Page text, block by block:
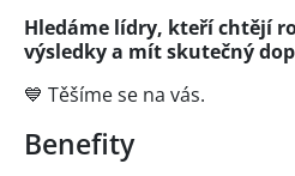
Hledáme lídry, kteří chtějí
výsledky a mít skutečný
💙 Těšíme se na vás.
Benefity